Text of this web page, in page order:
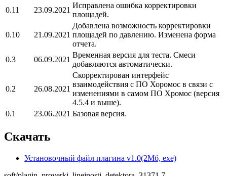
0.11
23.09.2021
Исправлена ошибка корректировки
площадей.
0.10 21.09.2021
Добавлена возможность корректировки
площадей по давлению. Изменена форма
отчета.
0.3
06.09.2021
Временная версия для теста. Смеси
добавляются автоматически.
0.2 26.08.2021
Скорректирован интерфейс
взаимодействия с ПО Хоромос в связи с
изменениями в самом ПО Хромос (версия
4.5.4 и выше).
0.1
23.06.2021 Базовая версия.
Скачать
Установочный файл плагина v1.0(2Мб, exe)